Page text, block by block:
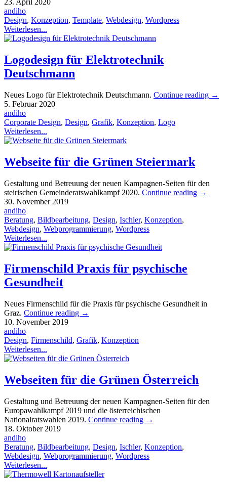
23. April 2020
andiho
Design, Konzeption, Template, Webdesign, Wordpress
Weiterlesen...
Logodesign für Elektrotechnik
Deutschmann
Neues Logo für Elektrotechnik Deutschmann. Continue reading →
5. Februar 2020
andiho
Corporate Design, Design, Grafik, Konzeption, Logo
Weiterlesen...
Webseite für die Grünen Steiermark
Gestaltung und Betreuung der neuen Kampagnen-Seiten für den
steirischen Gemeinderatswahlkampf 2020. Continue reading →
30. November 2019
andiho
Beratung, Bildbearbeitung, Design, Ischler, Konzeption,
Webdesign, Webprogrammierung, Wordpress
Weiterlesen...
Firmenschild Praxis für psychische
Gesundheit
Neues Firmenschild für die Praxis für psychische Gesundheit in
Graz. Continue reading →
10. November 2019
andiho
Design, Firmenschild, Grafik, Konzeption
Weiterlesen...
Webseiten für die Grünen Österreich
Gestaltung und Betreuung der neuen Kampagnen-Seiten für den
Europawahlkampf 2019 und die österreichischen
Nationalratswahlen 2019. Continue reading →
18. Oktober 2019
andiho
Beratung, Bildbearbeitung, Design, Ischler, Konzeption,
Webdesign, Webprogrammierung, Wordpress
Weiterlesen...